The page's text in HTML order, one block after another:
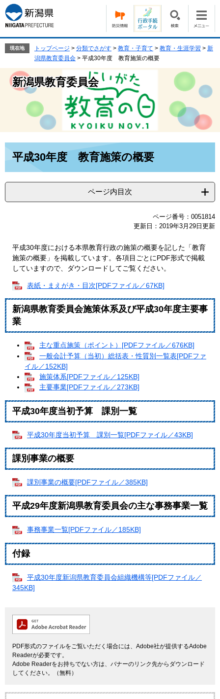
ー
ジ
の
で
す。
ニ
ュ
ー
ば
現在地 トップページ > 分類でさがす > 教育・子育て > 教育・生涯学習 > 新
潟県教育委員会 > 平成30年度 教育施策の概要
新潟県教育委員会
平成30年度 教育施策の概要
ページ内目次
ページ番号：0051814
更新日：2019年3月29日更新
平成30年度における本県教育行政の施策の概要を記した「教育
施策の概要」を掲載しています。各項目ごとにPDF形式で掲載
していますので、ダウンロードしてご覧ください。
表紙・まえがき・目次[PDFファイル／67KB]
新潟県教育委員会施策体系及び平成30年度主要事
業
主な重点施策（ポイント）[PDFファイル／676KB]
一般会計予算（当初）総括表・性質別一覧表[PDFファ
イル／152KB]
施策体系[PDFファイル／125KB]
主要事業[PDFファイル／273KB]
平成30年度当初予算 課別一覧
平成30年度当初予算 課別一覧[PDFファイル／43KB]
課別事業の概要
課別事業の概要[PDFファイル／385KB]
平成29年度新潟県教育委員会の主な事務事業一覧
事務事業一覧[PDFファイル／185KB]
付録
平成30年度新潟県教育委員会組織機構等[PDFファイル／
345KB]
PDF形式のファイルをご覧いただく場合には、Adobe社が提供するAdobe
Readerが必要です。
Adobe Readerをお持ちでない方は、バナーのリンク先からダウンロード
してください。（無料）